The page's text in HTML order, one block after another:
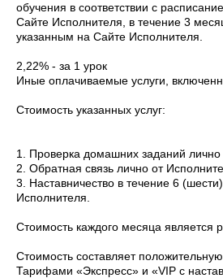
обучения в соответствии с
Сайте Исполнителя, в течение 3
указанным на Сайте Исполнителя.
2,22% - за 1 урок
Иные оплачиваемые услуги,
Стоимость указанных услуг:
1. Проверка домашних заданий
2. Обратная связь лично от
3. Наставничество в течение 6
Исполнителя.
Стоимость каждого месяца является
Стоимость составляет
Тарифами «Экспресс» и «VIP с